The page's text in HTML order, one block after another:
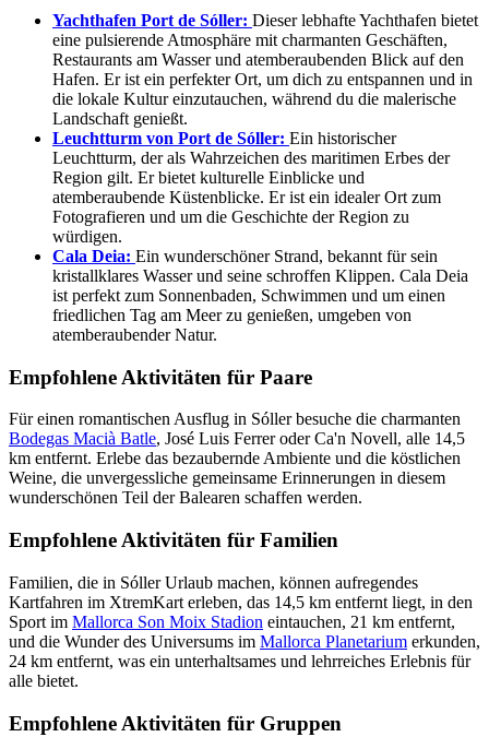
Yachthafen Port de Sóller: Dieser lebhafte Yachthafen bietet
eine pulsierende Atmosphäre mit charmanten Geschäften,
Restaurants am Wasser und atemberaubenden Blick auf den
Hafen. Er ist ein perfekter Ort, um dich zu entspannen und in
die lokale Kultur einzutauchen, während du die malerische
Landschaft genießt.
Leuchtturm von Port de Sóller: Ein historischer
Leuchtturm, der als Wahrzeichen des maritimen Erbes der
Region gilt. Er bietet kulturelle Einblicke und
atemberaubende Küstenblicke. Er ist ein idealer Ort zum
Fotografieren und um die Geschichte der Region zu
würdigen.
Cala Deia: Ein wunderschöner Strand, bekannt für sein
kristallklares Wasser und seine schroffen Klippen. Cala Deia
ist perfekt zum Sonnenbaden, Schwimmen und um einen
friedlichen Tag am Meer zu genießen, umgeben von
atemberaubender Natur.
Empfohlene Aktivitäten für Paare
Für einen romantischen Ausflug in Sóller besuche die charmanten
Bodegas Macià Batle, José Luis Ferrer oder Ca'n Novell, alle 14,5
km entfernt. Erlebe das bezaubernde Ambiente und die köstlichen
Weine, die unvergessliche gemeinsame Erinnerungen in diesem
wunderschönen Teil der Balearen schaffen werden.
Empfohlene Aktivitäten für Familien
Familien, die in Sóller Urlaub machen, können aufregendes
Kartfahren im XtremKart erleben, das 14,5 km entfernt liegt, in den
Sport im Mallorca Son Moix Stadion eintauchen, 21 km entfernt,
und die Wunder des Universums im Mallorca Planetarium erkunden,
24 km entfernt, was ein unterhaltsames und lehrreiches Erlebnis für
alle bietet.
Empfohlene Aktivitäten für Gruppen